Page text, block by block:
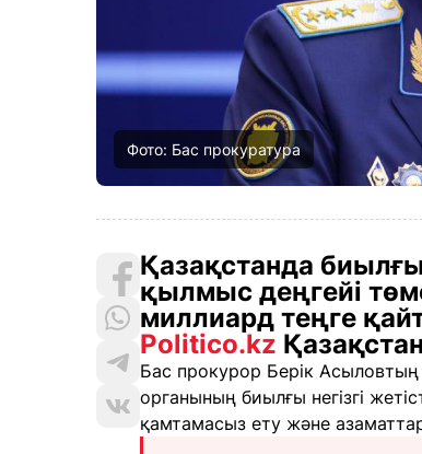
Фото: Бас прокуратура
Қазақстанда
қылмыс деңгейі
миллиард теңге
Politico.kz
Бас прокурор Берік
органының биылғы негізгі
қамтамасыз ету және